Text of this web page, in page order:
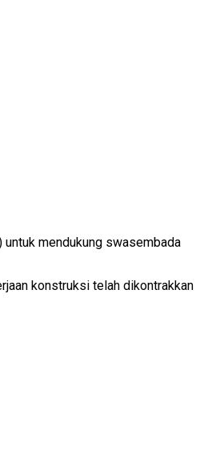
mendukung swasembada
konstruksi telah dikontrakkan